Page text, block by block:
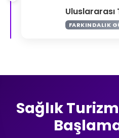
FARKINDALIK
Sağlık